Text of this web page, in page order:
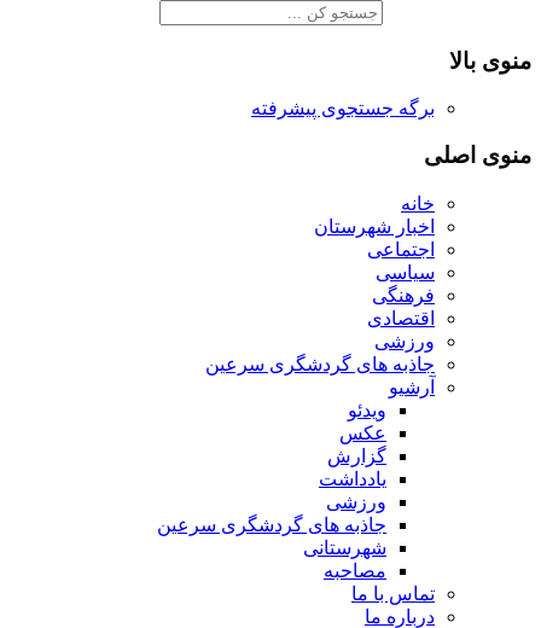
منوی بالا
برگه جستجوی پیشرفته
منوی اصلی
خانه
اخبار شهرستان
اجتماعی
سیاسی
فرهنگی
اقتصادی
ورزشی
جاذبه های گردشگری سرعین
آرشیو
ویدئو
عکس
گزارش
یادداشت
ورزشی
جاذبه های گردشگری سرعین
شهرستانی
مصاحبه
تماس با ما
درباره ما